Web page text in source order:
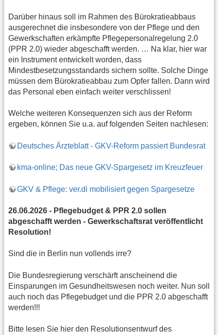
Darüber hinaus soll im Rahmen des Bürokratieabbaus
ausgerechnet die insbesondere von der Pflege und den
Gewerkschaften erkämpfte Pflegepersonalregelung 2.0
(PPR 2.0) wieder abgeschafft werden. … Na klar, hier war
ein Instrument entwickelt worden, dass
Mindestbesetzungsstandards sichern sollte. Solche Dinge
müssen dem Bürokratieabbau zum Opfer fallen. Dann wird
das Personal eben einfach weiter verschlissen!
Welche weiteren Konsequenzen sich aus der Reform
ergeben, können Sie u.a. auf folgenden Seiten nachlesen:
Deutsches Ärzteblatt - GKV-Reform passiert Bundesrat
kma-online; Das neue GKV-Spargesetz im Kreuzfeuer
GKV & Pflege: ver.di mobilisiert gegen Spargesetze
26.06.2026 - Pflegebudget & PPR 2.0 sollen
abgeschafft werden - Gewerkschaftsrat veröffentlicht
Resolution!
Sind die in Berlin nun vollends irre?
Die Bundesregierung verschärft anscheinend die
Einsparungen im Gesundheitswesen noch weiter. Nun soll
auch noch das Pflegebudget und die PPR 2.0 abgeschafft
werden!!!
Bitte lesen Sie hier den Resolutionsentwurf des